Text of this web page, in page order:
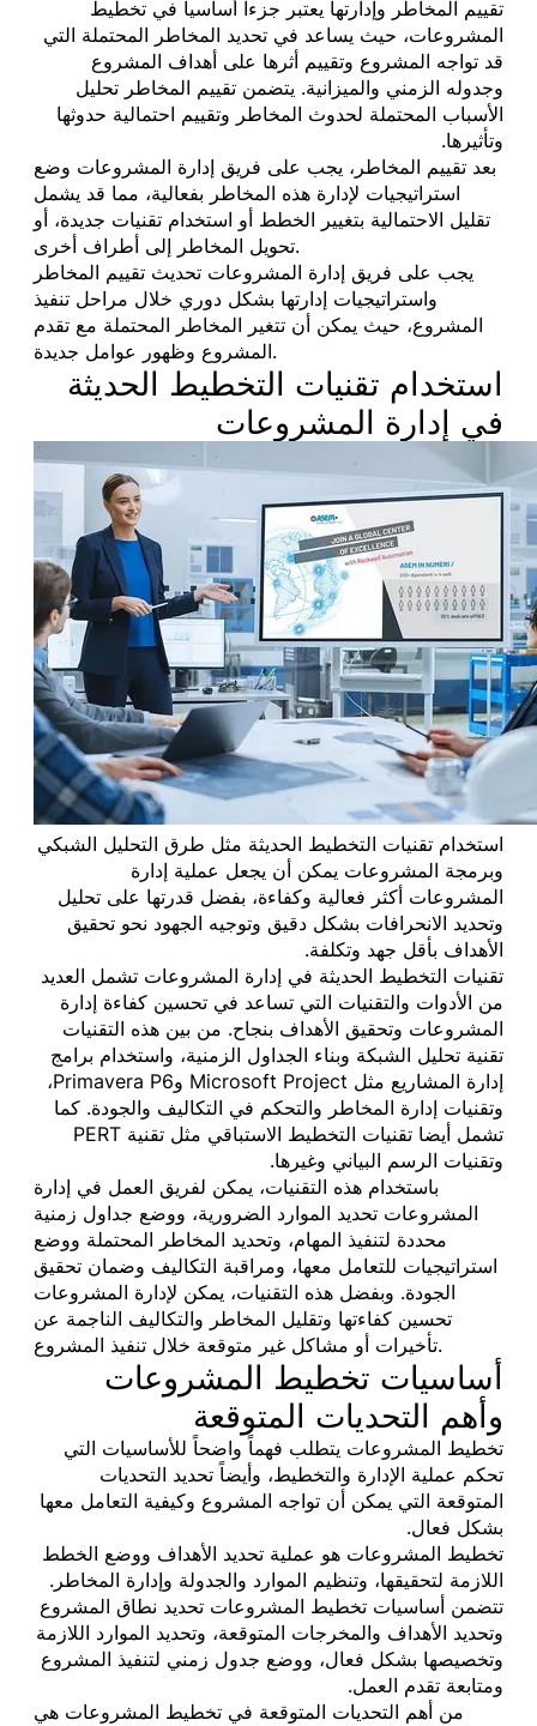
تقييم المخاطر وإدارتها يعتبر جزءاً أساسياً في تخطيط
المشروعات، حيث يساعد في تحديد المخاطر المحتملة التي
قد تواجه المشروع وتقييم أثرها على أهداف المشروع
وجدوله الزمني والميزانية. يتضمن تقييم المخاطر تحليل
الأسباب المحتملة لحدوث المخاطر وتقييم احتمالية حدوثها
وتأثيرها.
بعد تقييم المخاطر، يجب على فريق إدارة المشروعات وضع
استراتيجيات لإدارة هذه المخاطر بفعالية، مما قد يشمل
تقليل الاحتمالية بتغيير الخطط أو استخدام تقنيات جديدة، أو
تحويل المخاطر إلى أطراف أخرى.
يجب على فريق إدارة المشروعات تحديث تقييم المخاطر
واستراتيجيات إدارتها بشكل دوري خلال مراحل تنفيذ
المشروع، حيث يمكن أن تتغير المخاطر المحتملة مع تقدم
المشروع وظهور عوامل جديدة.
استخدام تقنيات التخطيط الحديثة
في إدارة المشروعات
استخدام تقنيات التخطيط الحديثة مثل طرق التحليل الشبكي
وبرمجة المشروعات يمكن أن يجعل عملية إدارة
المشروعات أكثر فعالية وكفاءة، بفضل قدرتها على تحليل
وتحديد الانحرافات بشكل دقيق وتوجيه الجهود نحو تحقيق
الأهداف بأقل جهد وتكلفة.
تقنيات التخطيط الحديثة في إدارة المشروعات تشمل العديد
من الأدوات والتقنيات التي تساعد في تحسين كفاءة إدارة
المشروعات وتحقيق الأهداف بنجاح. من بين هذه التقنيات
تقنية تحليل الشبكة وبناء الجداول الزمنية، واستخدام برامج
إدارة المشاريع مثل Microsoft Project وPrimavera P6،
وتقنيات إدارة المخاطر والتحكم في التكاليف والجودة. كما
تشمل أيضا تقنيات التخطيط الاستباقي مثل تقنية PERT
وتقنيات الرسم البياني وغيرها.
باستخدام هذه التقنيات، يمكن لفريق العمل في إدارة
المشروعات تحديد الموارد الضرورية، ووضع جداول زمنية
محددة لتنفيذ المهام، وتحديد المخاطر المحتملة ووضع
استراتيجيات للتعامل معها، ومراقبة التكاليف وضمان تحقيق
الجودة. وبفضل هذه التقنيات، يمكن لإدارة المشروعات
تحسين كفاءتها وتقليل المخاطر والتكاليف الناجمة عن
تأخيرات أو مشاكل غير متوقعة خلال تنفيذ المشروع.
أساسيات تخطيط المشروعات
وأهم التحديات المتوقعة
تخطيط المشروعات يتطلب فهماً واضحاً للأساسيات التي
تحكم عملية الإدارة والتخطيط، وأيضاً تحديد التحديات
المتوقعة التي يمكن أن تواجه المشروع وكيفية التعامل معها
بشكل فعال.
تخطيط المشروعات هو عملية تحديد الأهداف ووضع الخطط
اللازمة لتحقيقها، وتنظيم الموارد والجدولة وإدارة المخاطر.
تتضمن أساسيات تخطيط المشروعات تحديد نطاق المشروع
وتحديد الأهداف والمخرجات المتوقعة، وتحديد الموارد اللازمة
وتخصيصها بشكل فعال، ووضع جدول زمني لتنفيذ المشروع
ومتابعة تقدم العمل.
من أهم التحديات المتوقعة في تخطيط المشروعات هي